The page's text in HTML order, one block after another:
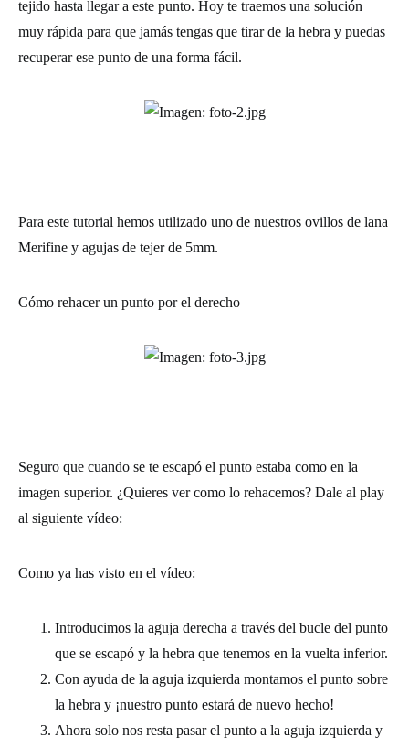
tejido hasta llegar a este punto. Hoy te traemos una solución
muy rápida para que jamás tengas que tirar de la hebra y puedas
recuperar ese punto de una forma fácil.
Para este tutorial hemos utilizado uno de nuestros ovillos de lana
Merifine y agujas de tejer de 5mm.
Cómo rehacer un punto por el derecho
Seguro que cuando se te escapó el punto estaba como en la
imagen superior. ¿Quieres ver como lo rehacemos? Dale al play
al siguiente vídeo:
Como ya has visto en el vídeo:
Introducimos la aguja derecha a través del bucle del punto
que se escapó y la hebra que tenemos en la vuelta inferior.
Con ayuda de la aguja izquierda montamos el punto sobre
la hebra y ¡nuestro punto estará de nuevo hecho!
Ahora solo nos resta pasar el punto a la aguja izquierda y